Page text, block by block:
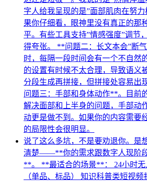
字人给我呈现的是”面部肌肉在努
果你仔细看，眼神里没有真正的那
平。有些工具支持”情感强度”调节
得夸张。 **问题二：长文本会”断
时，每隔一段时间会有一个不自然
的设置有时候不太合理，导致语义
分段生成再拼接，但拼接处容易出
问题三：手部和身体动作**。目前
解决面部和上半身的问题，手部动
动更是做不到。如果你的内容需要
的局限性会很明显。
说了这么多坑，不是要劝退你。是
清楚——**你的需求跟数字人现阶
**。 **最适合的场景**： 24小时无
（单品、标品） 知识科普类短视